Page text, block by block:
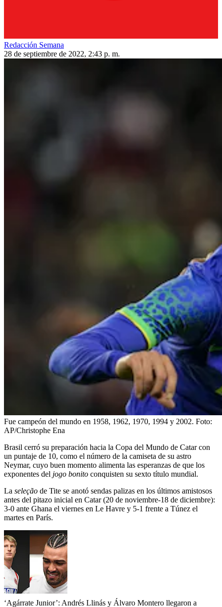
Redacción Semana
28 de septiembre de 2022, 2:43 p. m.
Fue campeón del mundo en 1958, 1962, 1970, 1994 y 2002. Foto:
AP/Christophe Ena
Brasil cerró su preparación hacia la Copa del Mundo de Catar con
un puntaje de 10, como el número de la camiseta de su astro
Neymar, cuyo buen momento alimenta las esperanzas de que los
exponentes del jogo bonito conquisten su sexto título mundial.
La seleção de Tite se anotó sendas palizas en los últimos amistosos
antes del pitazo inicial en Catar (20 de noviembre-18 de diciembre):
3-0 ante Ghana el viernes en Le Havre y 5-1 frente a Túnez el
martes en París.
‘Agárrate Junior’: Andrés Llinás y Álvaro Montero llegaron a